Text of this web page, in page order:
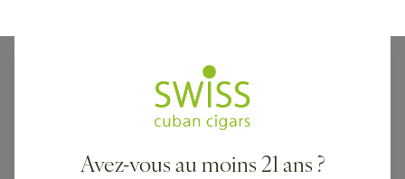
Avez-vous au moins 21 ans ?
Livraison internationale disponible vers le Canada, le Royaume-Uni